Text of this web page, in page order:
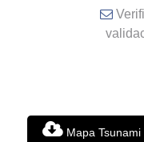
Mapa Tsunami